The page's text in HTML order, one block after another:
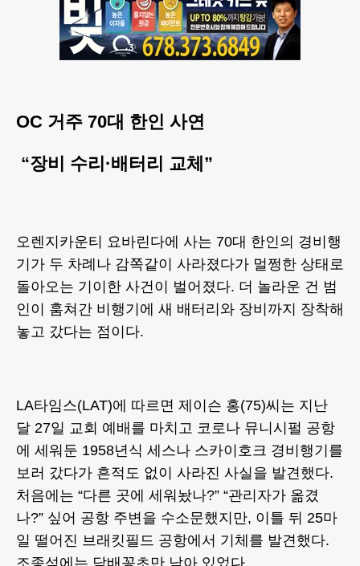
OC 거주 70대 한인 사연
“장비 수리·배터리 교체”
오렌지카운티 요바린다에 사는 70대 한인의 경비행
기가 두 차례나 감쪽같이 사라졌다가 멀쩡한 상태로
돌아오는 기이한 사건이 벌어졌다. 더 놀라운 건 범
인이 훔쳐간 비행기에 새 배터리와 장비까지 장착해
놓고 갔다는 점이다.
LA타임스(LAT)에 따르면 제이슨 홍(75)씨는 지난
달 27일 교회 예배를 마치고 코로나 뮤니시펄 공항
에 세워둔 1958년식 세스나 스카이호크 경비행기를
보러 갔다가 흔적도 없이 사라진 사실을 발견했다.
처음에는 “다른 곳에 세워놨나?” “관리자가 옮겼
나?” 싶어 공항 주변을 수소문했지만, 이틀 뒤 25마
일 떨어진 브래킷필드 공항에서 기체를 발견했다.